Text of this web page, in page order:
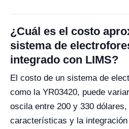
¿Cuál es el costo
sistema de
integrado con LIMS?
El costo de un sistema de
como la YR03420, puede
oscila entre 200 y 330
características y la